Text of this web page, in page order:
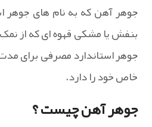
جوهر آهن که به نام های
بنفش یا مشکی قهوه ای که از
خاص خود را دارد.
جوهر آهن چیست ؟